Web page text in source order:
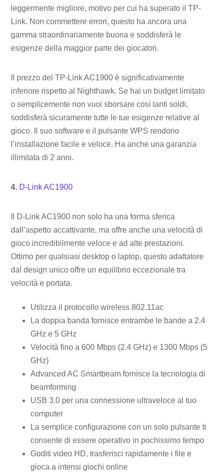
leggermente migliore, motivo per cui ha superato il TP-
Link. Non commettere errori, questo ha ancora una
gamma straordinariamente buona e soddisferà le
esigenze della maggior parte dei giocatori.
Il prezzo del TP-Link AC1900 è significativamente
inferiore rispetto al Nighthawk. Se hai un budget limitato
o semplicemente non vuoi sborsare così tanti soldi,
soddisferà sicuramente tutte le tue esigenze relative al
gioco. Il suo software e il pulsante WPS rendono
l’installazione facile e veloce. Ha anche una garanzia
illimitata di 2 anni.
4. D-Link AC1900
Il D-Link AC1900 non solo ha una forma sferica
dall’aspetto accattivante, ma offre anche una velocità di
gioco incredibilmente veloce e ad alte prestazioni.
Ottimo per qualsiasi desktop o laptop, questo adattatore
dal design unico offre un equilibrio eccezionale tra
velocità e portata.
Utilizza il protocollo wireless 802.11ac
La doppia banda fornisce entrambe le bande a 2.4
GHz e 5 GHz
Velocità fino a 600 Mbps (2.4 GHz) e 1300 Mbps (5
GHz)
Advanced AC Smartbeam fornisce la tecnologia di
beamforming
USB 3.0 per una connessione ultraveloce al tuo
computer
La semplice configurazione con un solo pulsante ti
consente di essere operativo in pochissimo tempo
Goditi video HD, trasferisci rapidamente i file e
gioca a intensi giochi online